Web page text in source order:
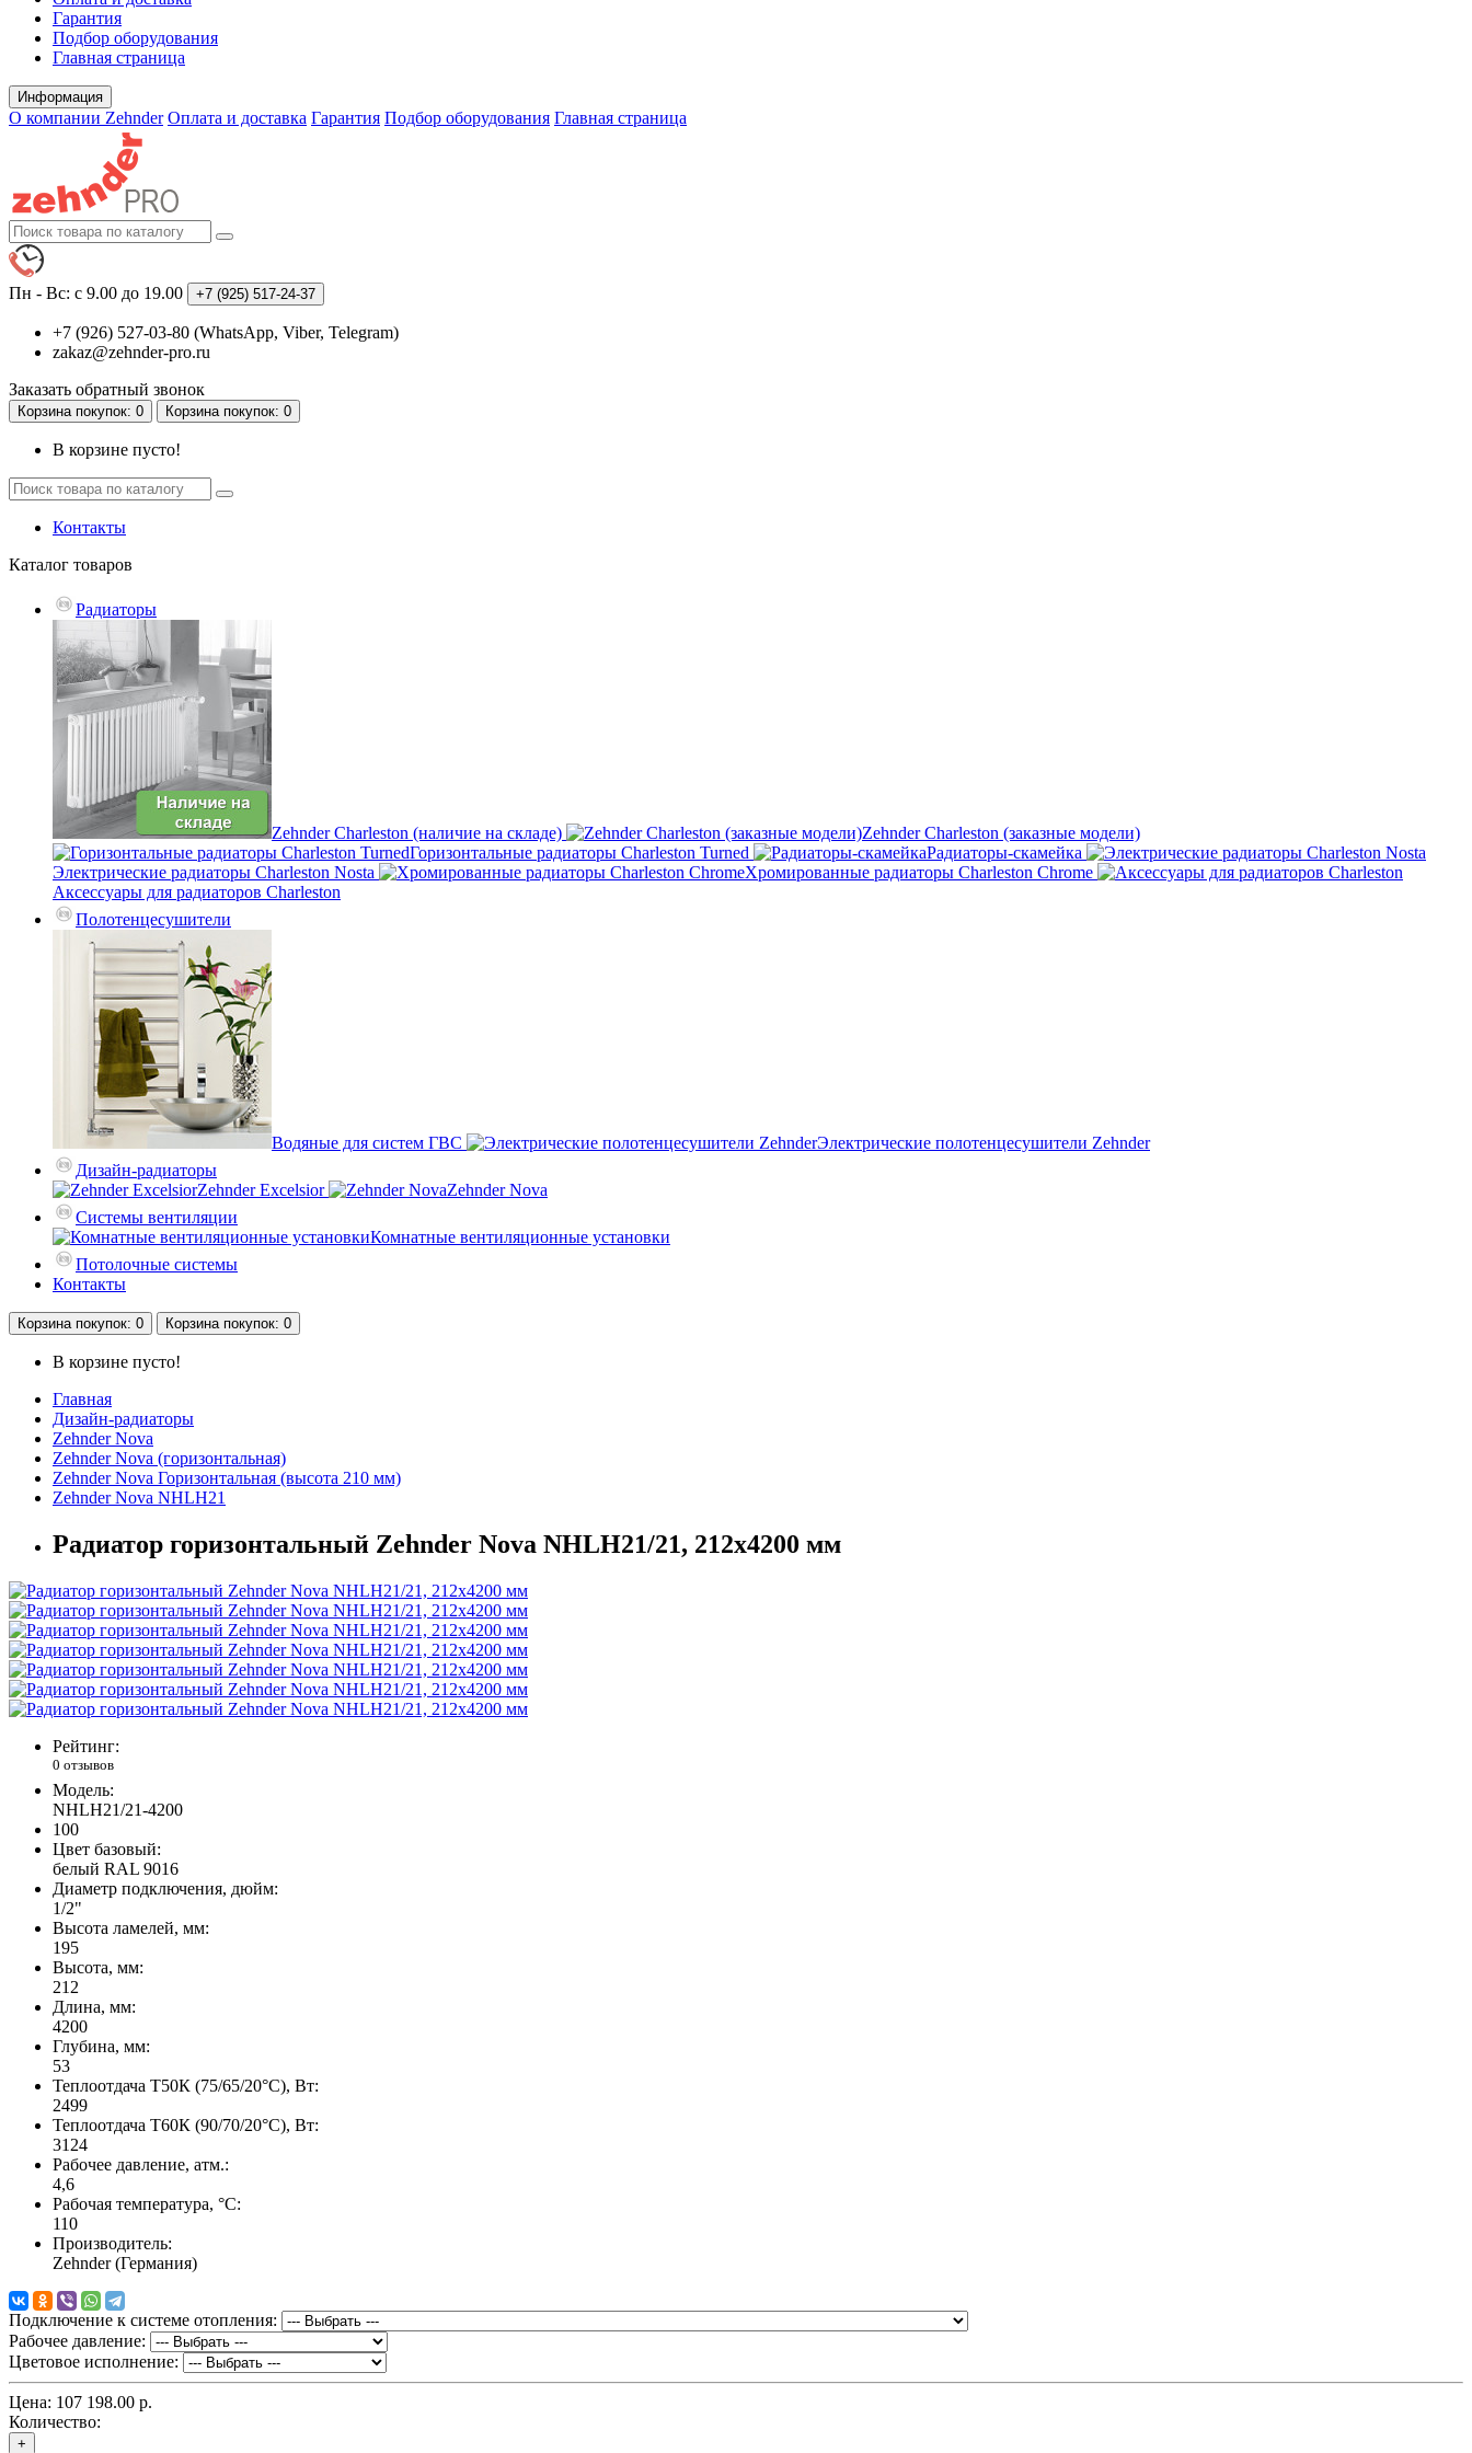
Гарантия
Подбор оборудования
Главная страница
Информация
О компании Zehnder Оплата и доставка Гарантия Подбор оборудования Главная страница
Пн - Вс: с 9.00 до 19.00 +7 (925) 517-24-37
+7 (926) 527-03-80 (WhatsApp, Viber, Telegram)
zakaz@zehnder-pro.ru
Заказать обратный звонок
Корзинапокупок: 0 Корзинапокупок: 0
В корзине пусто!
Контакты
Каталог товаров
Радиаторы
Zehnder Charleston (наличие на складе)
Zehnder Charleston (заказные модели)
Горизонтальные радиаторы Charleston Turned
Радиаторы-скамейка
Электрические радиаторы Charleston Nosta
Хромированные радиаторы Charleston Chrome
Аксессуары для радиаторов Charleston
Полотенцесушители
Водяные для систем ГВС
Электрические полотенцесушители Zehnder
Дизайн-радиаторы
Zehnder Excelsior
Zehnder Nova
Системы вентиляции
Комнатные вентиляционные установки
Потолочные системы
Контакты
Корзинапокупок: 0 Корзинапокупок: 0
В корзине пусто!
Главная
Дизайн-радиаторы
Zehnder Nova
Zehnder Nova (горизонтальная)
Zehnder Nova Горизонтальная (высота 210 мм)
Zehnder Nova NHLH21
Радиатор горизонтальный Zehnder Nova NHLH21/21, 212х4200 мм
Рейтинг:
0 отзывов
Модель:
NHLH21/21-4200
100
Цвет базовый:
белый RAL 9016
Диаметр подключения, дюйм:
1/2"
Высота ламелей, мм:
195
Высота, мм:
212
Длина, мм:
4200
Глубина, мм:
53
Теплоотдача Т50К (75/65/20°C), Вт:
2499
Теплоотдача Т60К (90/70/20°C), Вт:
3124
Рабочее давление, атм.:
4,6
Рабочая температура, °C:
110
Производитель:
Zehnder (Германия)
Подключение к системе отопления:
Рабочее давление:
Цветовое исполнение:
Цена: 107 198.00 р.
Количество:
+